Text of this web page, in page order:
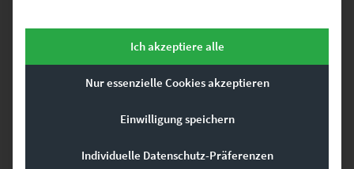
Ich akzeptiere alle
Nur essenzielle Cookies akzeptieren
Einwilligung speichern
Individuelle Datenschutz-Präferenzen